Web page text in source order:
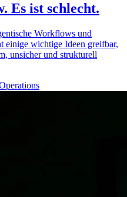
Es ist schlecht.
Workflows und
einige wichtige Ideen greifbar,
unsicher und strukturell